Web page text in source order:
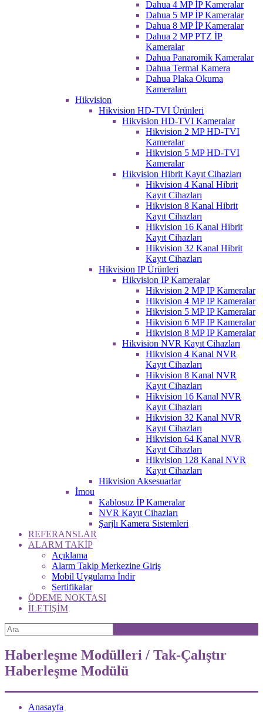
Dahua 4 MP İP Kameralar
Dahua 5 MP İP Kameralar
Dahua 8 MP İP Kameralar
Dahua 2 MP PTZ İP
Kameralar
Dahua Panaromik Kameralar
Dahua Termal Kamera
Dahua Plaka Okuma
Kameraları
Hikvision
Hikvision HD-TVI Ürünleri
Hikvision HD-TVI Kameralar
Hikvision 2 MP HD-TVI
Kameralar
Hikvision 5 MP HD-TVI
Kameralar
Hikvision Hibrit Kayıt Cihazları
Hikvision 4 Kanal Hibrit
Kayıt Cihazları
Hikvision 8 Kanal Hibrit
Kayıt Cihazları
Hikvision 16 Kanal Hibrit
Kayıt Cihazları
Hikvision 32 Kanal Hibrit
Kayıt Cihazları
Hikvision IP Ürünleri
Hikvision IP Kameralar
Hikvision 2 MP IP Kameralar
Hikvision 4 MP IP Kameralar
Hikvision 5 MP IP Kameralar
Hikvision 6 MP IP Kameralar
Hikvision 8 MP IP Kameralar
Hikvision NVR Kayıt Cihazları
Hikvision 4 Kanal NVR
Kayıt Cihazları
Hikvision 8 Kanal NVR
Kayıt Cihazları
Hikvision 16 Kanal NVR
Kayıt Cihazları
Hikvision 32 Kanal NVR
Kayıt Cihazları
Hikvision 64 Kanal NVR
Kayıt Cihazları
Hikvision 128 Kanal NVR
Kayıt Cihazları
Hikvision Aksesuarlar
İmou
Kablosuz İP Kameralar
NVR Kayıt Cihazları
Şarjlı Kamera Sistemleri
REFERANSLAR
ALARM TAKİP
Açıklama
Alarm Takip Merkezine Giriş
Mobil Uygulama İndir
Sertifikalar
ÖDEME NOKTASI
İLETİŞİM
Haberleşme Modülleri / Tak-Çalıştır
Haberleşme Modülü
Anasayfa